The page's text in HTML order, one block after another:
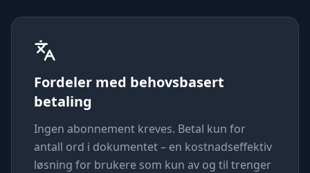
Fordeler med behovsbasert
betaling
Ingen abonnement kreves. Betal kun for
antall ord i dokumentet – en kostnadseffektiv
løsning for brukere som kun av og til trenger